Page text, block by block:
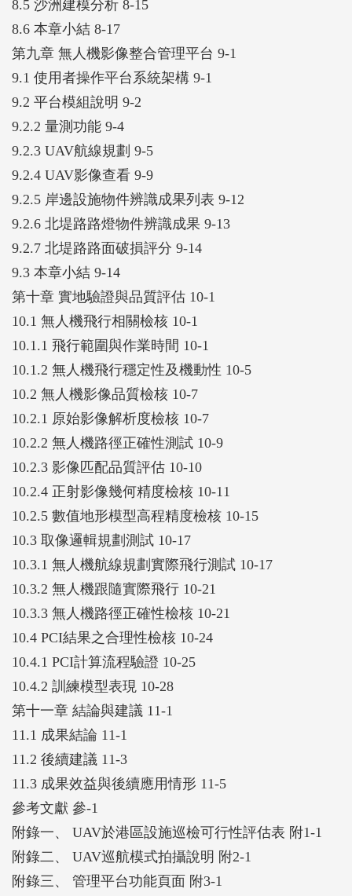
8.5 沙洲建模分析 8-15
8.6 本章小結 8-17
第九章 無人機影像整合管理平台 9-1
9.1 使用者操作平台系統架構 9-1
9.2 平台模組說明 9-2
9.2.2 量測功能 9-4
9.2.3 UAV航線規劃 9-5
9.2.4 UAV影像查看 9-9
9.2.5 岸邊設施物件辨識成果列表 9-12
9.2.6 北堤路路燈物件辨識成果 9-13
9.2.7 北堤路路面破損評分 9-14
9.3 本章小結 9-14
第十章 實地驗證與品質評估 10-1
10.1 無人機飛行相關檢核 10-1
10.1.1 飛行範圍與作業時間 10-1
10.1.2 無人機飛行穩定性及機動性 10-5
10.2 無人機影像品質檢核 10-7
10.2.1 原始影像解析度檢核 10-7
10.2.2 無人機路徑正確性測試 10-9
10.2.3 影像匹配品質評估 10-10
10.2.4 正射影像幾何精度檢核 10-11
10.2.5 數值地形模型高程精度檢核 10-15
10.3 取像邏輯規劃測試 10-17
10.3.1 無人機航線規劃實際飛行測試 10-17
10.3.2 無人機跟隨實際飛行 10-21
10.3.3 無人機路徑正確性檢核 10-21
10.4 PCI結果之合理性檢核 10-24
10.4.1 PCI計算流程驗證 10-25
10.4.2 訓練模型表現 10-28
第十一章 結論與建議 11-1
11.1 成果結論 11-1
11.2 後續建議 11-3
11.3 成果效益與後續應用情形 11-5
參考文獻 參-1
附錄一、 UAV於港區設施巡檢可行性評估表 附1-1
附錄二、 UAV巡航模式拍攝說明 附2-1
附錄三、 管理平台功能頁面 附3-1